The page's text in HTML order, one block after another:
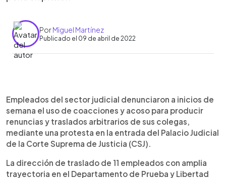
PorMiguel Martínez
Publicado el 09 de abril de 2022
Escuchar artículo
Empleados del sector judicial denunciaron a inicios de
semana el uso de coacciones y acoso para producir
renuncias y traslados arbitrarios de sus colegas,
mediante una protesta en la entrada del Palacio Judicial
de la Corte Suprema de Justicia (CSJ).
La dirección de traslado de 11 empleados con amplia
trayectoria en el Departamento de Prueba y Libertad